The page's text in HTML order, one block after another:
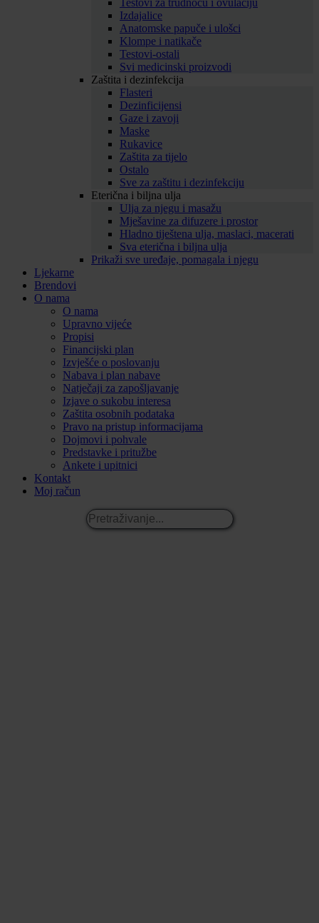
Testovi za trudnoću i ovulaciju
Izdajalice
Anatomske papuče i ulošci
Klompe i natikače
Testovi-ostali
Svi medicinski proizvodi
Zaštita i dezinfekcija
Flasteri
Dezinficijensi
Gaze i zavoji
Maske
Rukavice
Zaštita za tijelo
Ostalo
Sve za zaštitu i dezinfekciju
Eterična i biljna ulja
Ulja za njegu i masažu
Mješavine za difuzere i prostor
Hladno tiještena ulja, maslaci, macerati
Sva eterična i biljna ulja
Prikaži sve uređaje, pomagala i njegu
Ljekarne
Brendovi
O nama
O nama
Upravno vijeće
Propisi
Financijski plan
Izvješće o poslovanju
Nabava i plan nabave
Natječaji za zapošljavanje
Izjave o sukobu interesa
Zaštita osobnih podataka
Pravo na pristup informacijama
Dojmovi i pohvale
Predstavke i pritužbe
Ankete i upitnici
Kontakt
Moj račun
Pretraživanje...